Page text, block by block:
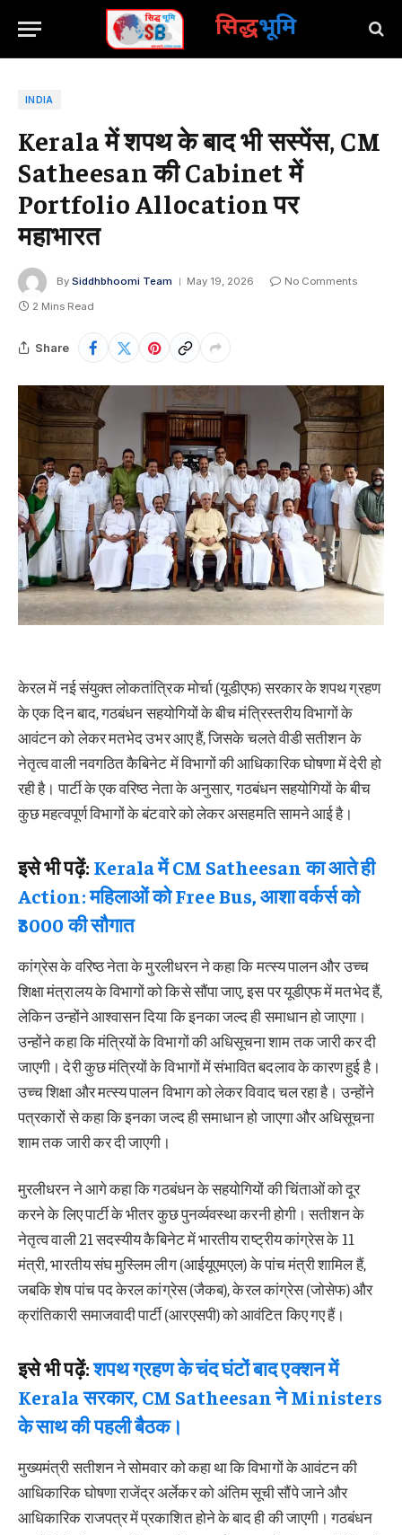
सिद्धभूमि
INDIA
Kerala में शपथ के बाद भी सस्पेंस, CM
Satheesan की Cabinet में
Portfolio Allocation पर
महाभारत
By Siddhbhoomi Team May 19, 2026
No Comments
2 Mins Read
Share
केरल में नई संयुक्त लोकतांत्रिक मोर्चा (यूडीएफ) सरकार के शपथ ग्रहण
के एक दिन बाद, गठबंधन सहयोगियों के बीच मंत्रिस्तरीय विभागों के
आवंटन को लेकर मतभेद उभर आए हैं, जिसके चलते वीडी सतीशन के
नेतृत्व वाली नवगठित कैबिनेट में विभागों की आधिकारिक घोषणा में देरी हो
रही है। पार्टी के एक वरिष्ठ नेता के अनुसार, गठबंधन सहयोगियों के बीच
कुछ महत्वपूर्ण विभागों के बंटवारे को लेकर असहमति सामने आई है।
इसे भी पढ़ें: Kerala में CM Satheesan का आते ही
Action: महिलाओं को Free Bus, आशा वर्कर्स को
₹3000 की सौगात
कांग्रेस के वरिष्ठ नेता के मुरलीधरन ने कहा कि मत्स्य पालन और उच्च
शिक्षा मंत्रालय के विभागों को किसे सौंपा जाए, इस पर यूडीएफ में मतभेद हैं,
लेकिन उन्होंने आश्वासन दिया कि इनका जल्द ही समाधान हो जाएगा।
उन्होंने कहा कि मंत्रियों के विभागों की अधिसूचना शाम तक जारी कर दी
जाएगी। देरी कुछ मंत्रियों के विभागों में संभावित बदलाव के कारण हुई है।
उच्च शिक्षा और मत्स्य पालन विभाग को लेकर विवाद चल रहा है। उन्होंने
पत्रकारों से कहा कि इनका जल्द ही समाधान हो जाएगा और अधिसूचना
शाम तक जारी कर दी जाएगी।
मुरलीधरन ने आगे कहा कि गठबंधन के सहयोगियों की चिंताओं को दूर
करने के लिए पार्टी के भीतर कुछ पुनर्व्यवस्था करनी होगी। सतीशन के
नेतृत्व वाली 21 सदस्यीय कैबिनेट में भारतीय राष्ट्रीय कांग्रेस के 11
मंत्री, भारतीय संघ मुस्लिम लीग (आईयूएमएल) के पांच मंत्री शामिल हैं,
जबकि शेष पांच पद केरल कांग्रेस (जैकब), केरल कांग्रेस (जोसेफ) और
क्रांतिकारी समाजवादी पार्टी (आरएसपी) को आवंटित किए गए हैं।
इसे भी पढ़ें:शपथ ग्रहण के चंद घंटों बाद एक्शन में
Kerala सरकार, CM Satheesan ने Ministers
के साथ की पहली बैठक।
मुख्यमंत्री सतीशन ने सोमवार को कहा था कि विभागों के आवंटन की
आधिकारिक घोषणा राजेंद्र अर्लेकर को अंतिम सूची सौंपे जाने और
आधिकारिक राजपत्र में प्रकाशित होने के बाद ही की जाएगी। गठबंधन